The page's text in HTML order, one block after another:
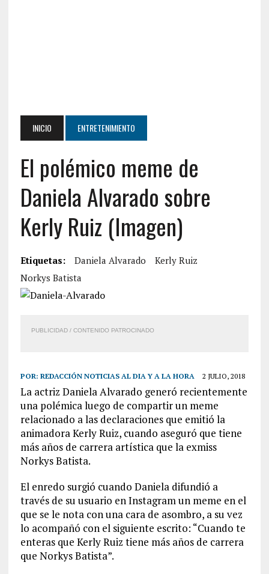
INICIO ENTRETENIMIENTO
El polémico meme de
Daniela Alvarado sobre
Kerly Ruiz (Imagen)
Etiquetas: Daniela Alvarado
Kerly Ruiz
Norkys Batista
PUBLICIDAD / CONTENIDO PATROCINADO
POR: REDACCIÓN NOTICIAS AL DIA Y A LA HORA 2 JULIO, 2018
La actriz Daniela Alvarado generó recientemente
una polémica luego de compartir un meme
relacionado a las declaraciones que emitió la
animadora Kerly Ruiz, cuando aseguró que tiene
más años de carrera artística que la exmiss
Norkys Batista.
El enredo surgió cuando Daniela difundió a
través de su usuario en Instagram un meme en el
que se le nota con una cara de asombro, a su vez
lo acompañó con el siguiente escrito: “Cuando te
enteras que Kerly Ruiz tiene más años de carrera
que Norkys Batista”.